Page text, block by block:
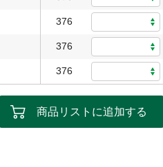
376
376
376
商品リストに追加する